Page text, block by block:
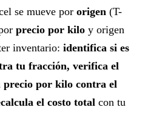
se mueve por origen (T-
precio por kilo y origen
inventario: identifica si es
tu fracción, verifica el
precio por kilo contra el
el costo total con tu